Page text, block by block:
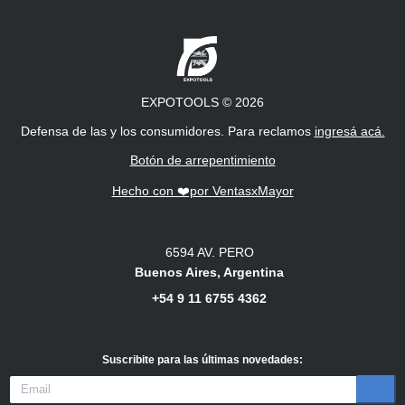
EXPOTOOLS © 2026
Defensa de las y los consumidores. Para reclamos ingresá acá.
Botón de arrepentimiento
Hecho con ❤️por VentasxMayor
6594 AV. PERO
Buenos Aires, Argentina
+54 9 11 6755 4362
Suscribite para las últimas novedades: